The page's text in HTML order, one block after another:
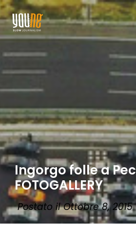
Ingorgo folle a
FOTOGALLERY
Postato il Ottobre 8, 2015